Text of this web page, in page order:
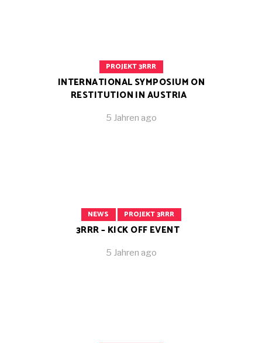
PROJEKT 3RRR
INTERNATIONAL SYMPOSIUM ON
RESTITUTION IN AUSTRIA
5 Jahren ago
NEWS PROJEKT 3RRR
3RRR – KICK OFF EVENT
5 Jahren ago